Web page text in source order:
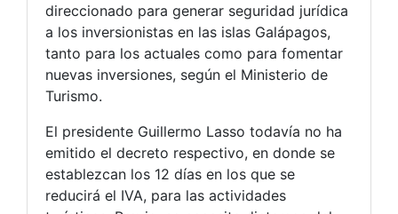
direccionado para generar seguridad jurídica
a los inversionistas en las islas Galápagos,
tanto para los actuales como para fomentar
nuevas inversiones, según el Ministerio de
Turismo.
El presidente Guillermo Lasso todavía no ha
emitido el decreto respectivo, en donde se
establezcan los 12 días en los que se
reducirá el IVA, para las actividades